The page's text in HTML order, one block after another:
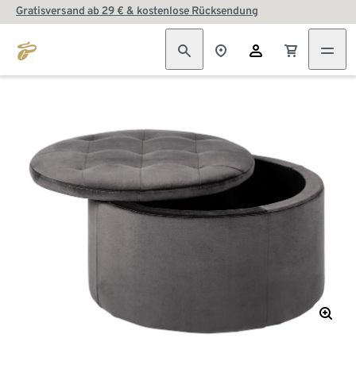
Gratisversand ab 29 € & kostenlose Rücksendung